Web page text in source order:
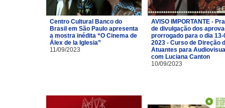
Centro Cultural Banco do
Brasil em São Paulo apresenta
a mostra inédita “O Cinema de
Álex de la Iglesia”
11/09/2023
AVISO IMPORTANTE -
de divulgação dos
prorrogado para o dia 13-
2023 - Curso de Direção
Atuantes para
com Luciana Canton
10/09/2023